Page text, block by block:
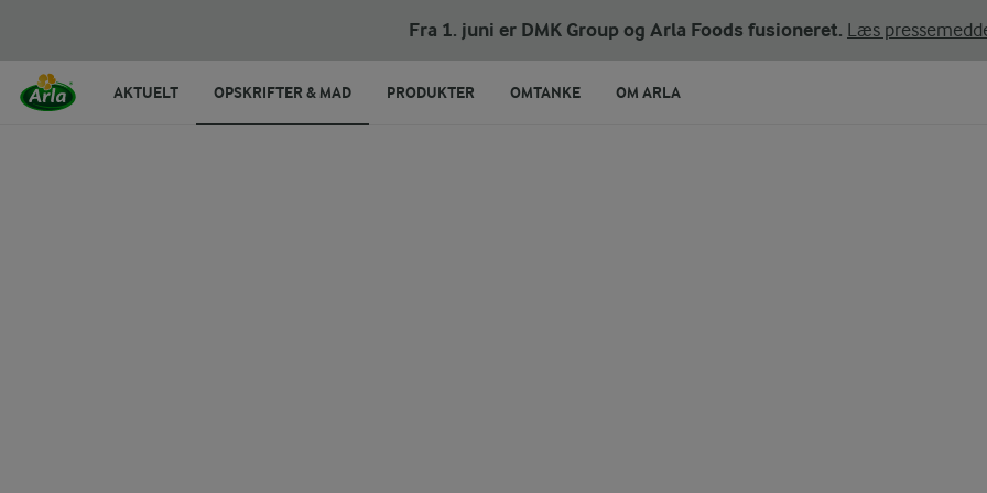
Fra 1. juni er DMK Group og Arla Foods fusioneret. Læs
AKTUELT OPSKRIFTER & MAD PRODUKTER OMTANKE OM ARLA